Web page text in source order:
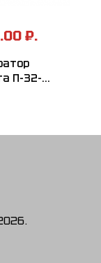
₽.
П-32-